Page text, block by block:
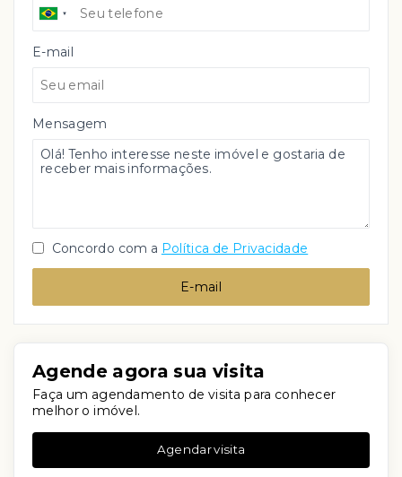
E-mail
Mensagem
Concordo com a Política de Privacidade
E-mail
Agende agora sua visita
Faça um agendamento de visita para conhecer
melhor o imóvel.
Agendar visita